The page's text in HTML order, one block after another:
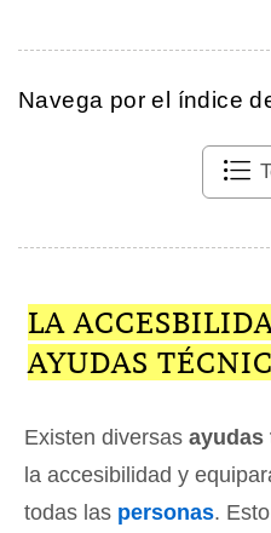
Navega por el índice
LA
AYUDAS
Existen diversas ayudas
la accesibilidad y
todas las personas.